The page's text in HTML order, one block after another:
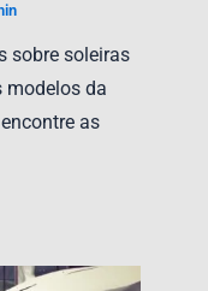
sobre soleiras
modelos da
as